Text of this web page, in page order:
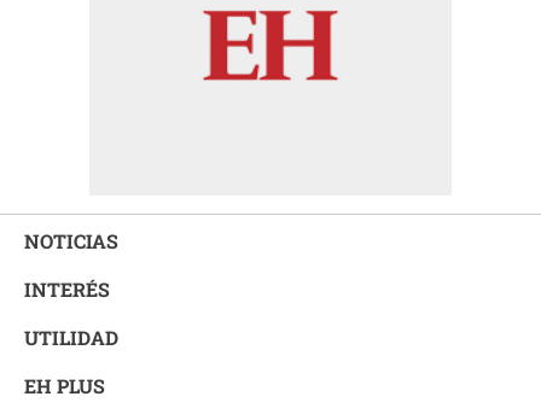
NOTICIAS
INTERÉS
UTILIDAD
EH PLUS